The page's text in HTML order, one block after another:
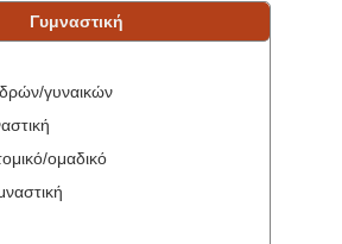
Γυμναστική
γυναικών
ομαδικό